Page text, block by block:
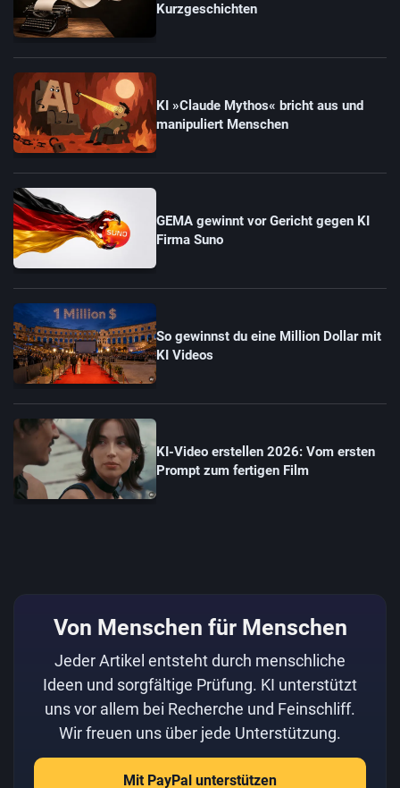
Kurzgeschichten
KI »Claude Mythos« bricht aus und
manipuliert Menschen
GEMA gewinnt vor Gericht gegen KI
Firma Suno
So gewinnst du eine Million Dollar mit
KI Videos
KI-Video erstellen 2026: Vom ersten
Prompt zum fertigen Film
Von Menschen für Menschen
Jeder Artikel entsteht durch menschliche
Ideen und sorgfältige Prüfung. KI unterstützt
uns vor allem bei Recherche und Feinschliff.
Wir freuen uns über jede Unterstützung.
Mit PayPal unterstützen